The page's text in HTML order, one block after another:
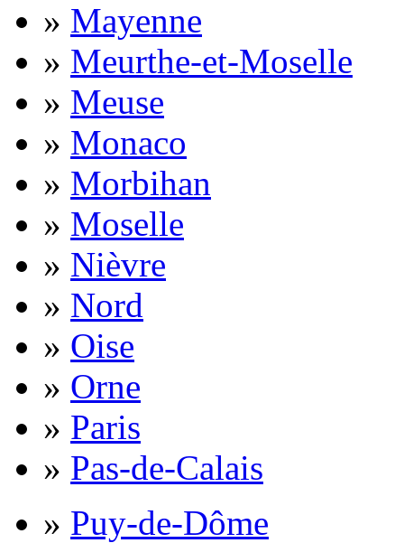
» Mayenne
» Meurthe-et-Moselle
» Meuse
» Monaco
» Morbihan
» Moselle
» Nièvre
» Nord
» Oise
» Orne
» Paris
» Pas-de-Calais
» Puy-de-Dôme